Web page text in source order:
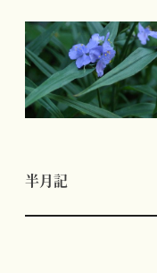
コ
ン
テ
ン
ス
半月記